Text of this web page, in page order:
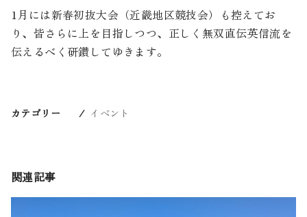
1月には新春初抜大会（近畿地区競技会）も控えてお
り、皆さらに上を目指しつつ、正しく無双直伝英信流を
伝えるべく研鑽してゆきます。
カテゴリー イベント
関連記事